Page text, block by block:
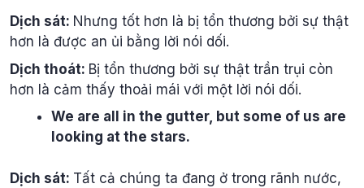
Dịch sát: Nhưng tốt hơn là bị tổn thương bởi sự thật
hơn là được an ủi bằng lời nói dối.
Dịch thoát: Bị tổn thương bởi sự thật trần trụi còn
hơn là cảm thấy thoải mái với một lời nói dối.
We are all in the gutter, but some of us are
looking at the stars.
Dịch sát: Tất cả chúng ta đang ở trong rãnh nước,